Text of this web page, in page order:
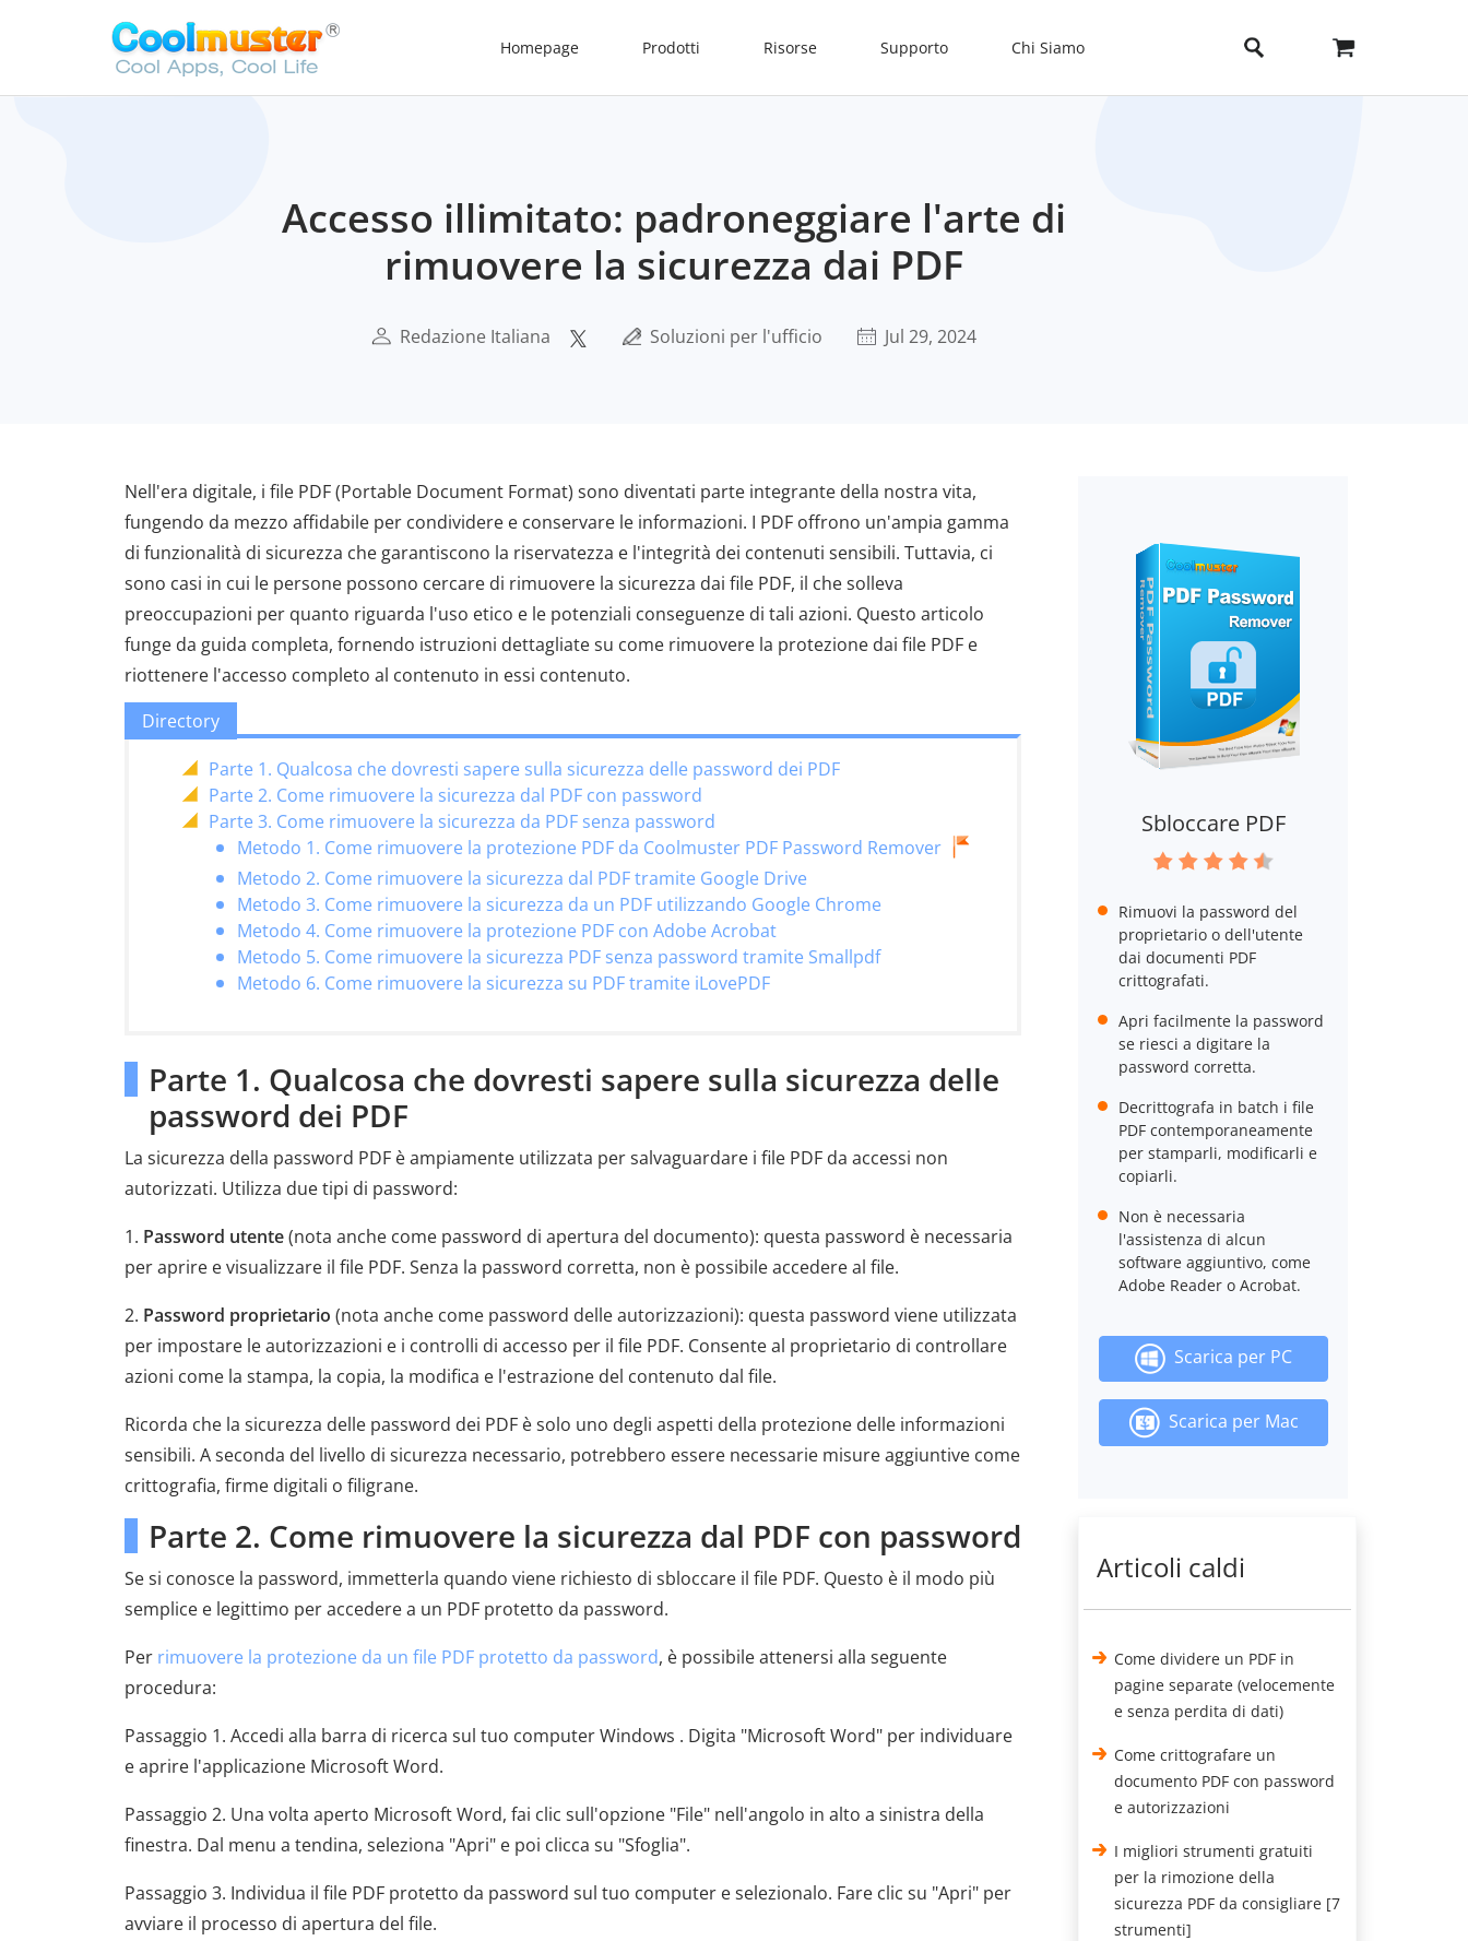
Homepage Prodotti Risorse Supporto Chi Siamo
Accesso illimitato: padroneggiare l'arte di
rimuovere la sicurezza dai PDF
Redazione Italiana Soluzioni per l'ufficio Jul 29, 2024
Nell'era digitale, i file PDF (Portable Document Format) sono diventati parte integrante della nostra vita,
fungendo da mezzo affidabile per condividere e conservare le informazioni. I PDF offrono un'ampia gamma
di funzionalità di sicurezza che garantiscono la riservatezza e l'integrità dei contenuti sensibili. Tuttavia, ci
sono casi in cui le persone possono cercare di rimuovere la sicurezza dai file PDF, il che solleva
preoccupazioni per quanto riguarda l'uso etico e le potenziali conseguenze di tali azioni. Questo articolo
funge da guida completa, fornendo istruzioni dettagliate su come rimuovere la protezione dai file PDF e
riottenere l'accesso completo al contenuto in essi contenuto.
Directory
Parte 1. Qualcosa che dovresti sapere sulla sicurezza delle password dei PDF
Parte 2. Come rimuovere la sicurezza dal PDF con password
Parte 3. Come rimuovere la sicurezza da PDF senza password
Metodo 1. Come rimuovere la protezione PDF da Coolmuster PDF Password Remover
Metodo 2. Come rimuovere la sicurezza dal PDF tramite Google Drive
Metodo 3. Come rimuovere la sicurezza da un PDF utilizzando Google Chrome
Metodo 4. Come rimuovere la protezione PDF con Adobe Acrobat
Metodo 5. Come rimuovere la sicurezza PDF senza password tramite Smallpdf
Metodo 6. Come rimuovere la sicurezza su PDF tramite iLovePDF
Parte 1. Qualcosa che dovresti sapere sulla sicurezza delle
password dei PDF
La sicurezza della password PDF è ampiamente utilizzata per salvaguardare i file PDF da accessi non
autorizzati. Utilizza due tipi di password:
1. Password utente(nota anche come password di apertura del documento): questa password è necessaria
per aprire e visualizzare il file PDF. Senza la password corretta, non è possibile accedere al file.
2. Password proprietario (nota anche come password delle autorizzazioni): questa password viene utilizzata
per impostare le autorizzazioni e i controlli di accesso per il file PDF. Consente al proprietario di controllare
azioni come la stampa, la copia, la modifica e l'estrazione del contenuto dal file.
Ricorda che la sicurezza delle password dei PDF è solo uno degli aspetti della protezione delle informazioni
sensibili. A seconda del livello di sicurezza necessario, potrebbero essere necessarie misure aggiuntive come
crittografia, firme digitali o filigrane.
Parte 2. Come rimuovere la sicurezza dal PDF con password
Se si conosce la password, immetterla quando viene richiesto di sbloccare il file PDF. Questo è il modo più
semplice e legittimo per accedere a un PDF protetto da password.
Per rimuovere la protezione da un file PDF protetto da password, è possibile attenersi alla seguente
procedura:
Passaggio 1. Accedi alla barra di ricerca sul tuo computer Windows . Digita "Microsoft Word" per individuare
e aprire l'applicazione Microsoft Word.
Passaggio 2. Una volta aperto Microsoft Word, fai clic sull'opzione "File" nell'angolo in alto a sinistra della
finestra. Dal menu a tendina, seleziona "Apri" e poi clicca su "Sfoglia".
Passaggio 3. Individua il file PDF protetto da password sul tuo computer e selezionalo. Fare clic su "Apri" per
avviare il processo di apertura del file.
Sbloccare PDF
Rimuovi la password del
proprietario o dell'utente
dai documenti PDF
crittografati.
Apri facilmente la password
se riesci a digitare la
password corretta.
Decrittografa in batch i file
PDF contemporaneamente
per stamparli, modificarli e
copiarli.
Non è necessaria
l'assistenza di alcun
software aggiuntivo, come
Adobe Reader o Acrobat.
Scarica per PC
Scarica per Mac
Articoli caldi
Come dividere un PDF in
pagine separate (velocemente
e senza perdita di dati)
Come crittografare un
documento PDF con password
e autorizzazioni
I migliori strumenti gratuiti
per la rimozione della
sicurezza PDF da consigliare [7
strumenti]